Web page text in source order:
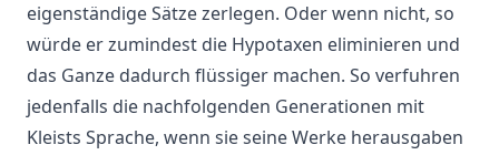
eigenständige Sätze zerlegen. Oder wenn nicht, so
würde er zumindest die Hypotaxen eliminieren und
das Ganze dadurch flüssiger machen. So verfuhren
jedenfalls die nachfolgenden Generationen mit
Kleists Sprache, wenn sie seine Werke herausgaben